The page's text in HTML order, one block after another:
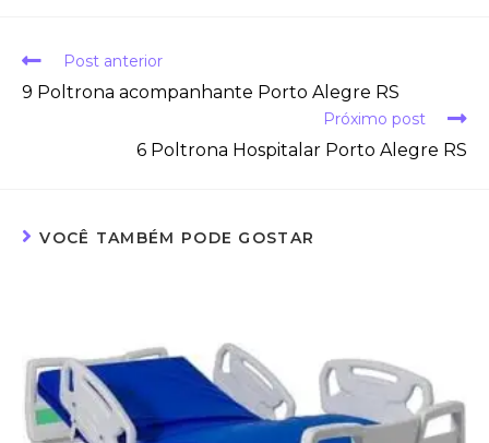
Post anterior
9 Poltrona acompanhante Porto Alegre RS
Próximo post
6 Poltrona Hospitalar Porto Alegre RS
VOCÊ TAMBÉM PODE GOSTAR